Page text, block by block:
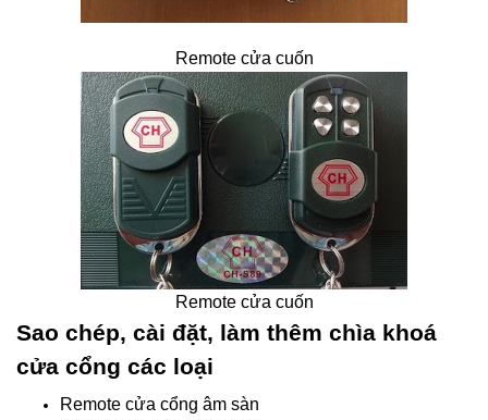
Remote cửa cuốn
Remote cửa cuốn
Sao chép, cài đặt, làm thêm chìa khoá
cửa cổng các loại
Remote cửa cổng âm sàn